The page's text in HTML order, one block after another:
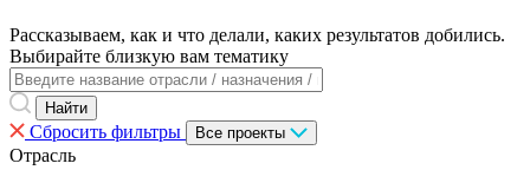
Рассказываем, как и что делали, каких результатов добились.
Выбирайте близкую вам тематику
Сбросить фильтры Все проекты
Отрасль